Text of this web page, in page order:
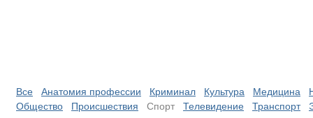
Все Анатомия профессии Криминал Культура Медицина
Общество
Происшествия Спорт Телевидение Транспорт